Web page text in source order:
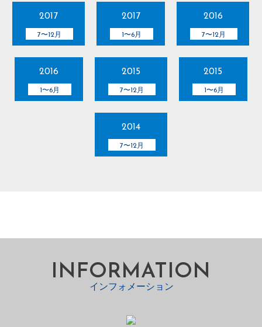
2017
7〜12月
2017
1〜6月
2016
7〜12月
2016
1〜6月
2015
7〜12月
2015
1〜6月
2014
7〜12月
INFORMATION
インフォメーション